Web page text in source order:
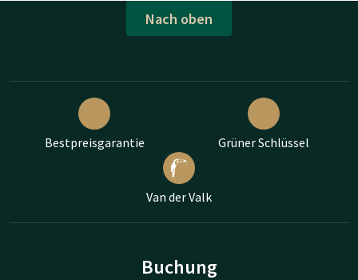
Nach oben
Bestpreisgarantie Grüner Schlüssel
Van der Valk
Buchung